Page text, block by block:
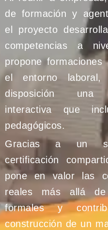
de formación y
el proyecto
competencias a
propone formaciones
el entorno
disposición una
interactiva que
pedagógicos.
Gracias a un
certificación
pone en valor las
reales más allá
formales y
construcción de un